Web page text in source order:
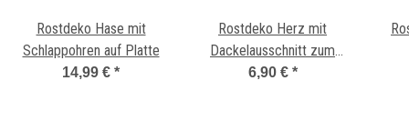
Rostdeko Hase mit
Schlappohren auf Platte
14,99 € *
Rostdeko Herz mit
Dackelausschnitt zum
Aufhängen
6,90 € *